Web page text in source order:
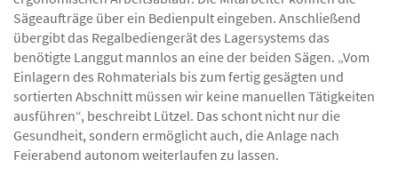
Sägeaufträge über ein Bedienpult eingeben. Anschließend
übergibt das Regalbediengerät des Lagersystems das
benötigte Langgut mannlos an eine der beiden Sägen. „Vom
Einlagern des Rohmaterials bis zum fertig gesägten und
sortierten Abschnitt müssen wir keine manuellen Tätigkeiten
ausführen“, beschreibt Lützel. Das schont nicht nur die
Gesundheit, sondern ermöglicht auch, die Anlage nach
Feierabend autonom weiterlaufen zu lassen.